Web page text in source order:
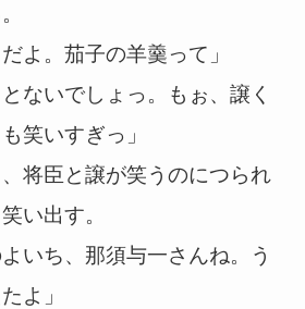
よ。茄子の羊羹って」
ないでしょっ。もぉ、譲く
笑いすぎっ」
将臣と譲が笑うのにつられ
い出す。
いち、那須与一さんね。う
よ」